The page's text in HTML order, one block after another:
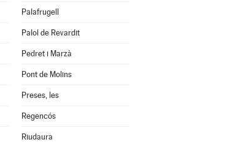
Palafrugell
Palol de Revardit
Pedret i Marzà
Pont de Molins
Preses, les
Regencós
Riudaura